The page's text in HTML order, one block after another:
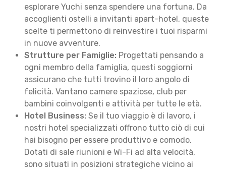
esplorare Yuchi senza spendere una fortuna. Da
accoglienti ostelli a invitanti apart-hotel, queste
scelte ti permettono di reinvestire i tuoi risparmi
in nuove avventure.
Strutture per Famiglie: Progettati pensando a
ogni membro della famiglia, questi soggiorni
assicurano che tutti trovino il loro angolo di
felicità. Vantano camere spaziose, club per
bambini coinvolgenti e attività per tutte le età.
Hotel Business: Se il tuo viaggio è di lavoro, i
nostri hotel specializzati offrono tutto ciò di cui
hai bisogno per essere produttivo e comodo.
Dotati di sale riunioni e Wi-Fi ad alta velocità,
sono situati in posizioni strategiche vicino ai